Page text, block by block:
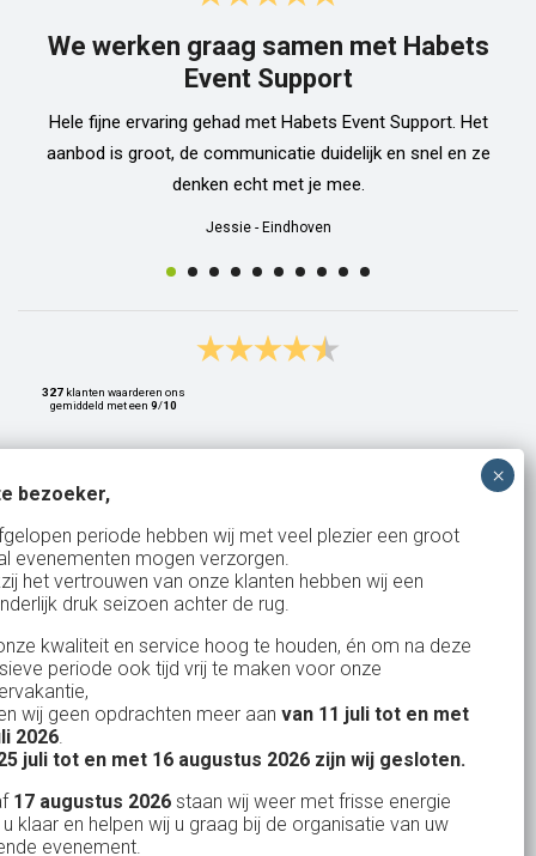
We werken graag samen met Habets
Event Support
Hele fijne ervaring gehad met Habets Event Support. Het
aanbod is groot, de communicatie duidelijk en snel en ze
denken echt met je mee.
Jessie - Eindhoven
327 klanten waarderen ons
gemiddeld met een 9/10
Bank: NL15ABNA0561810710
KvK: 17167131
BTW: NL.1678.53.296.B01
Uw partner in:
Evenementen verhuur
Feestverhuur
Licht- en Geluidverhuur
bezoeker,
periode hebben wij met veel plezier een groot
evenementen mogen verzorgen.
het vertrouwen van onze klanten hebben wij een
druk seizoen achter de rug.
kwaliteit en service hoog te houden, én om na deze
periode ook tijd vrij te maken voor onze
wij geen opdrachten meer aan van 11 juli tot en met
2026.
juli tot en met 16 augustus 2026 zijn wij gesloten.
17 augustus 2026 staan wij weer met frisse energie
klaar en helpen wij u graag bij de organisatie van uw
evenement.